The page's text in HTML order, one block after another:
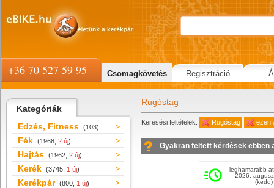
Kategóriák
Edzés, Fitness (103)
Fék (1968, 2 új)
Hajtás (1962, 2 új)
Kerék (3745, 1 új)
Kerékpár (800, 1 új)
Rugóstag
Keresési feltételek: Rugóstag ezen
Gyakran feltett kérdések ebben
leghamarabb
2026.
(kedd)
+36 70 527 59 95 Csomagkövetés Regisztráció